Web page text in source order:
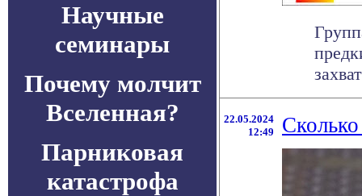
Научные
семинары
Почему молчит
Вселенная?
Парниковая
катастрофа
22.05.2024
12:49